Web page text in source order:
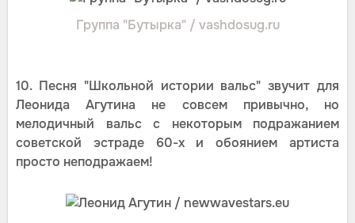
Группа "Бутырка" / vashdosug.ru
10. Песня "Школьной истории вальс" звучит для
Леонида Агутина не совсем привычно, но
мелодичный вальс с некоторым подражанием
советской эстраде 60-х и обоянием артиста
просто неподражаем!